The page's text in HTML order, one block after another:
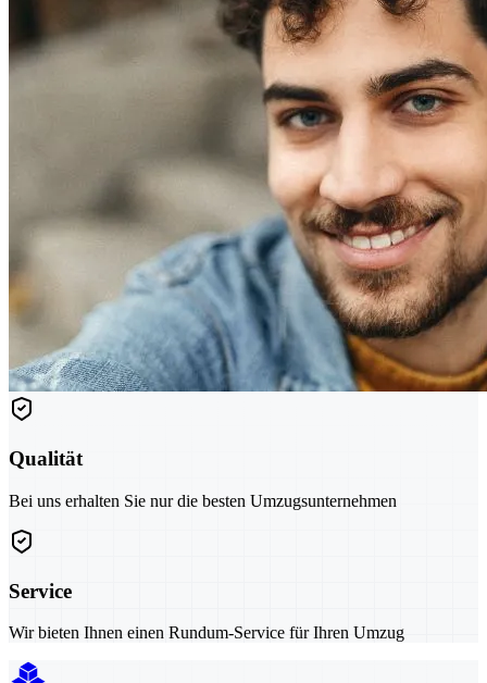
Qualität
Bei uns erhalten Sie nur die besten Umzugsunternehmen
Service
Wir bieten Ihnen einen Rundum-Service für Ihren Umzug